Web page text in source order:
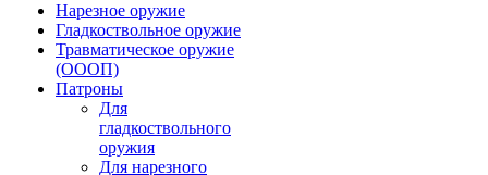
Нарезное оружие
Гладкоствольное оружие
Травматическое оружие
(ОООП)
Патроны
Для
гладкоствольного
оружия
Для нарезного